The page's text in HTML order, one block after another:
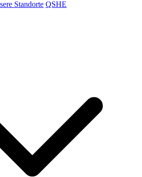
Standorte QSHE